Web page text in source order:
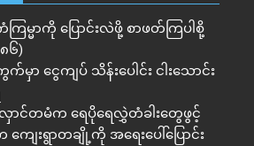
မာကို ပြောင်းလဲဖို့ စာဖတ်ကြပါစို့
၆)
မှာ ငွေကျပ် သိန်းပေါင်း ငါး​သောင်း
ာင်တမံက ရေပိုရေလွှဲတံခါးတွေဖွင့်
ေးရွာတချို့ကို အရေးပေါ်ပြောင်း